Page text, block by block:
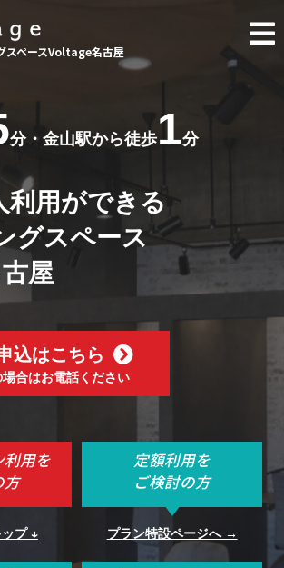
スペースVoltage名古屋
分・金山駅から徒歩1分
利用ができる
グスペース
屋
込はこちら
合はお電話ください
利用を
方
プ ↓
定額利用を
ご検討の方
プラン特設ページへ →